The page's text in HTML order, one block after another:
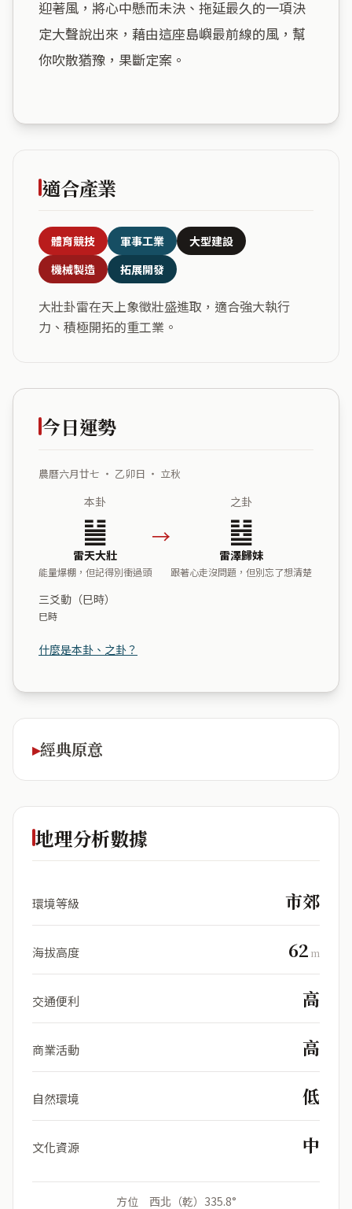
迎著風，將心中懸而未決、拖延最久的一項決
定大聲說出來，藉由這座島嶼最前線的風，幫
你吹散猶豫，果斷定案。
適合產業
體育競技 軍事工業
大型建設
機械製造
拓展開發
大壯卦雷在天上象徵壯盛進取，適合強大執行
力、積極開拓的重工業。
今日運勢
農曆六月廿七 ・ 乙卯日 ・ 立秋
本卦
䷡
雷天大壯
能量爆棚，但記得別衝過頭
→
之卦
䷵
雷澤歸妹
跟著心走沒問題，但別忘了想清楚
三爻動（巳時）
巳時
什麼是本卦、之卦？
經典原意
地理分析數據
環境等級 市郊
海拔高度 62 m
交通便利 高
商業活動 高
自然環境 低
文化資源 中
方位 西北（乾）335.8°